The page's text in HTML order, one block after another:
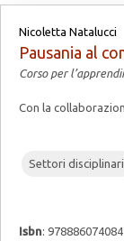
Nicoletta Natalucci
Pausania al
Corso per
Con la
Settori
Isbn: